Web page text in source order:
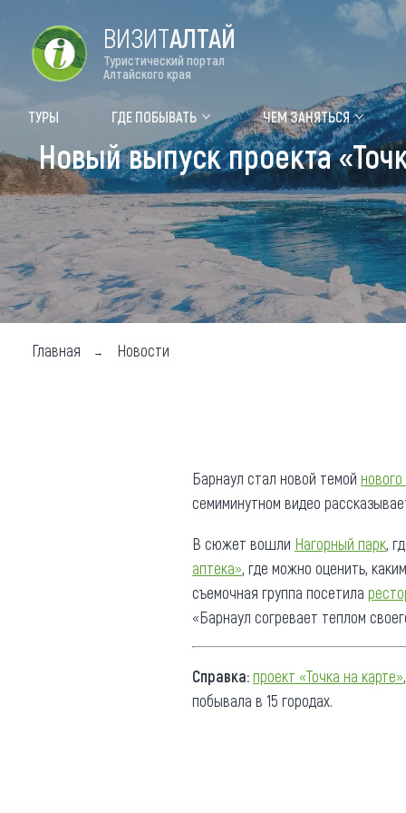
Форум VISIT ALTAI
Туры Где
Топ
Придорожные кафе
Что
Другие рубрики
ВИЗИТАЛТАЙ
Туристический портал
Алтайского края
ТУРЫ ГДЕ ПОБЫВАТЬ ЧЕМ ЗАНЯТЬСЯ
Новый выпуск проекта
Главная Новости
Барнаул стал новой темой
семиминутном видео
В сюжет вошли Нагорный парк,
аптека», где можно оценить,
съемочная группа посетила
«Барнаул согревает теплом
Справка:проект «Точка на карте»
побывала в 15 городах.